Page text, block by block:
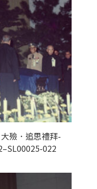
殮．追思禮拜-
022